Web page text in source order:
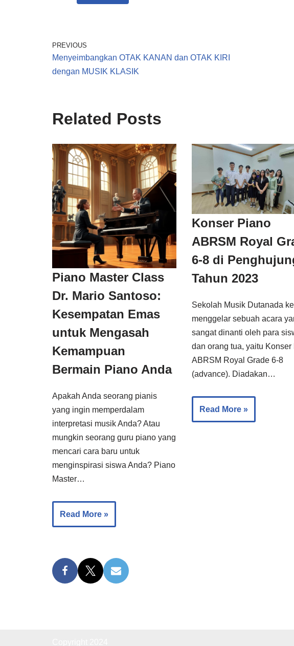
PREVIOUS
Menyeimbangkan OTAK KANAN dan OTAK KIRI
dengan MUSIK KLASIK
Related Posts
Piano Master Class
Dr. Mario Santoso:
Kesempatan Emas
untuk Mengasah
Kemampuan
Bermain Piano Anda
Apakah Anda seorang pianis
yang ingin memperdalam
interpretasi musik Anda? Atau
mungkin seorang guru piano yang
mencari cara baru untuk
menginspirasi siswa Anda? Piano
Master…
Read More »
Konser Piano
ABRSM Royal
6-8 di
Tahun 2023
Sekolah Musik Dutanada
menggelar sebuah acara
sangat dinanti oleh para
dan orang tua, yaitu Konser
ABRSM Royal Grade 6-8
(advance). Diadakan…
Read More »